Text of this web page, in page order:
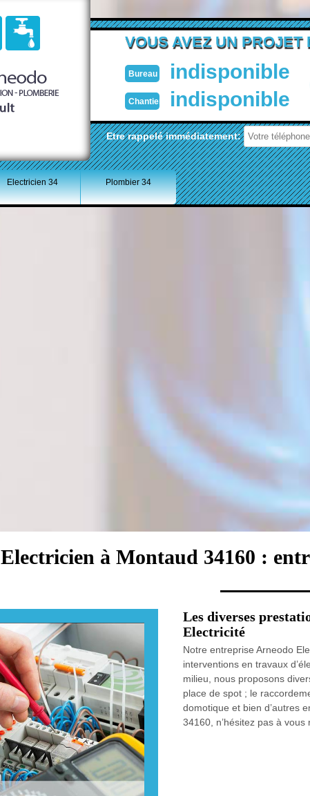
VOUS AVEZ UN PROJET
Bureau indisponible
Chantier indisponible
Etre rappelé immédiatement:
Electricien 34 Plombier 34
Electricien à Montaud 34160 :
Les diverses
Electricité
Notre entreprise Arneodo
interventions en travaux
milieu, nous proposons
place de spot ; le
domotique et bien d’autres
34160, n’hésitez pas à